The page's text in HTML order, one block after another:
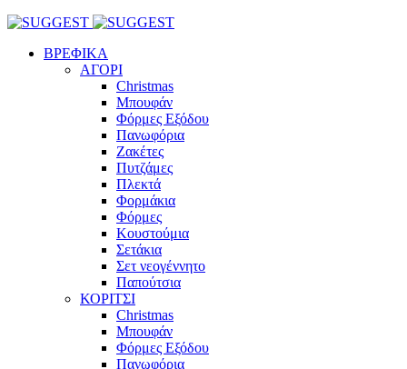
ΒΡΕΦΙΚΑ
ΑΓΟΡΙ
Christmas
Μπουφάν
Φόρμες Εξόδου
Πανωφόρια
Ζακέτες
Πυτζάμες
Πλεκτά
Φορμάκια
Φόρμες
Κουστούμια
Σετάκια
Σετ νεογέννητο
Παπούτσια
ΚΟΡΙΤΣΙ
Christmas
Μπουφάν
Φόρμες Εξόδου
Πανωφόρια